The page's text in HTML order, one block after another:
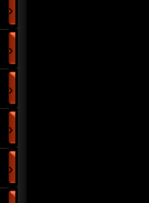
›
›
›
›
›